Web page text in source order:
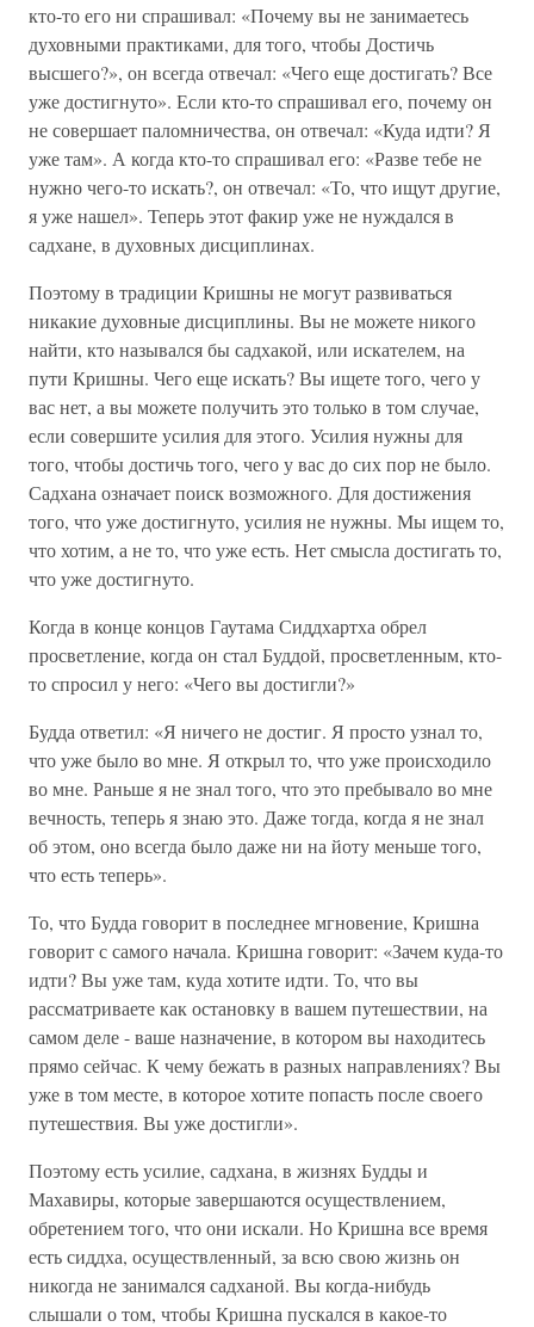
кто-то его ни спрашивал: «Почему вы не занимаетесь
духовными практиками, для того, чтобы Достичь
высшего?», он всегда отвечал: «Чего еще достигать? Все
уже достигнуто». Если кто-то спрашивал его, почему он
не совершает паломничества, он отвечал: «Куда идти? Я
уже там». А когда кто-то спрашивал его: «Разве тебе не
нужно чего-то искать?, он отвечал: «То, что ищут другие,
я уже нашел». Теперь этот факир уже не нуждался в
садхане, в духовных дисциплинах.
Поэтому в традиции Кришны не могут развиваться
никакие духовные дисциплины. Вы не можете никого
найти, кто назывался бы садхакой, или искателем, на
пути Кришны. Чего еще искать? Вы ищете того, чего у
вас нет, а вы можете получить это только в том случае,
если совершите усилия для этого. Усилия нужны для
того, чтобы достичь того, чего у вас до сих пор не было.
Садхана означает поиск возможного. Для достижения
того, что уже достигнуто, усилия не нужны. Мы ищем то,
что хотим, а не то, что уже есть. Нет смысла достигать то,
что уже достигнуто.
Когда в конце концов Гаутама Сиддхартха обрел
просветление, когда он стал Буддой, просветленным, кто-
то спросил у него: «Чего вы достигли?»
Будда ответил: «Я ничего не достиг. Я просто узнал то,
что уже было во мне. Я открыл то, что уже происходило
во мне. Раньше я не знал того, что это пребывало во мне
вечность, теперь я знаю это. Даже тогда, когда я не знал
об этом, оно всегда было даже ни на йоту меньше того,
что есть теперь».
То, что Будда говорит в последнее мгновение, Кришна
говорит с самого начала. Кришна говорит: «Зачем куда-то
идти? Вы уже там, куда хотите идти. То, что вы
рассматриваете как остановку в вашем путешествии, на
самом деле - ваше назначение, в котором вы находитесь
прямо сейчас. К чему бежать в разных направлениях? Вы
уже в том месте, в которое хотите попасть после своего
путешествия. Вы уже достигли».
Поэтому есть усилие, садхана, в жизнях Будды и
Махавиры, которые завершаются осуществлением,
обретением того, что они искали. Но Кришна все время
есть сиддха, осуществленный, за всю свою жизнь он
никогда не занимался садханой. Вы когда-нибудь
слышали о том, чтобы Кришна пускался в какое-то